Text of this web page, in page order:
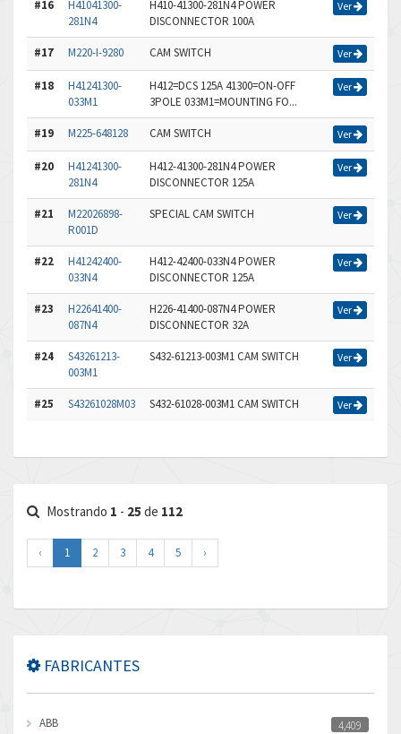
#16
H41041300-
281N4
H410-41300-281N4 POWER
DISCONNECTOR 100A
Ver
#17 M220-I-9280 CAM SWITCH Ver
#18
H41241300-
033M1
H412=DCS 125A 41300=ON-OFF
3POLE 033M1=MOUNTING FO...
Ver
#19 M225-648128 CAM SWITCH Ver
#20
H41241300-
281N4
H412-41300-281N4 POWER
DISCONNECTOR 125A
Ver
#21
M22026898-
R001D
SPECIAL CAM SWITCH Ver
#22
H41242400-
033N4
H412-42400-033N4 POWER
DISCONNECTOR 125A
Ver
#23
H22641400-
087N4
H226-41400-087N4 POWER
DISCONNECTOR 32A
Ver
#24
S43261213-
003M1
S432-61213-003M1 CAM SWITCH Ver
#25 S43261028M03 S432-61028-003M1 CAM SWITCH Ver
Mostrando 1 - 25 de 112
‹ 1 2 3 4 5 ›
FABRICANTES
ABB
4,409